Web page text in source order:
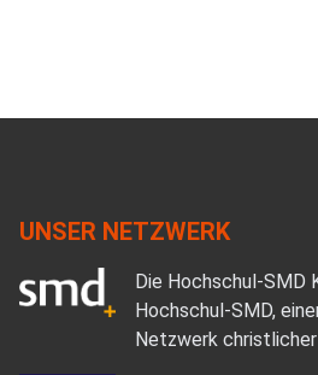
UNSER NETZWERK
Die Hochschul-SMD
Hochschul-SMD,
Netzwerk